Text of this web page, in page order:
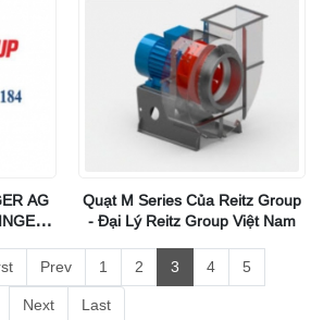
AG
Quạt M Series Của Reitz Group
- Đại Lý Reitz Group Việt Nam
Prev 1 2 3 4 5
Next Last